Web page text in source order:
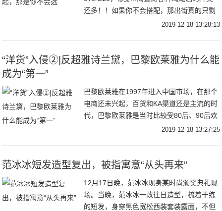
还多！！如果你不会搭配，那出街真的只剩
下了丑。。but......别慌，今天，壮士抱着各
2019-12-18 13:28:13
“洋货”入侵②|反超雅诗兰黛，巴黎欧莱雅为什么能
成为“第一”
巴黎欧莱雅在1997年进入中国市场，在那个
电商还未兴起，百货和KA渠道还是主流的时
代，巴黎欧莱雅是当时比较受80后、90后欢
迎的护肤品，女孩们会因为拥有一套巴黎欧
2019-12-18 13:27:25
范冰冰短发造型复出，被指寓意“从头再来”
12月17日晚，范冰冰现身某时尚颁奖典礼现
场。当晚，范冰冰一改往日造型，梳着干练
的短发，身穿黑色宽松西装套装露面，不但